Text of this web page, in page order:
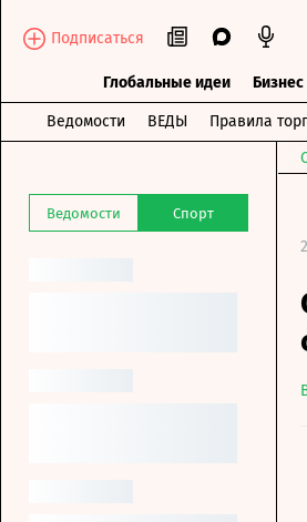
Подписаться
Глобальные идеи Бизнес
Ведомости ВЕДЫ Правила
Ведомости Спорт